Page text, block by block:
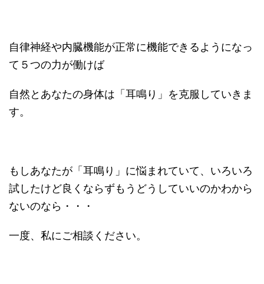
自律神経や内臓機能が正常に機能できるようになっ
て５つの力が働けば
自然とあなたの身体は「耳鳴り」を克服していきま
す。
もしあなたが「耳鳴り」に悩まれていて、いろいろ
試したけど良くならずもうどうしていいのかわから
ないのなら・・・
一度、私にご相談ください。